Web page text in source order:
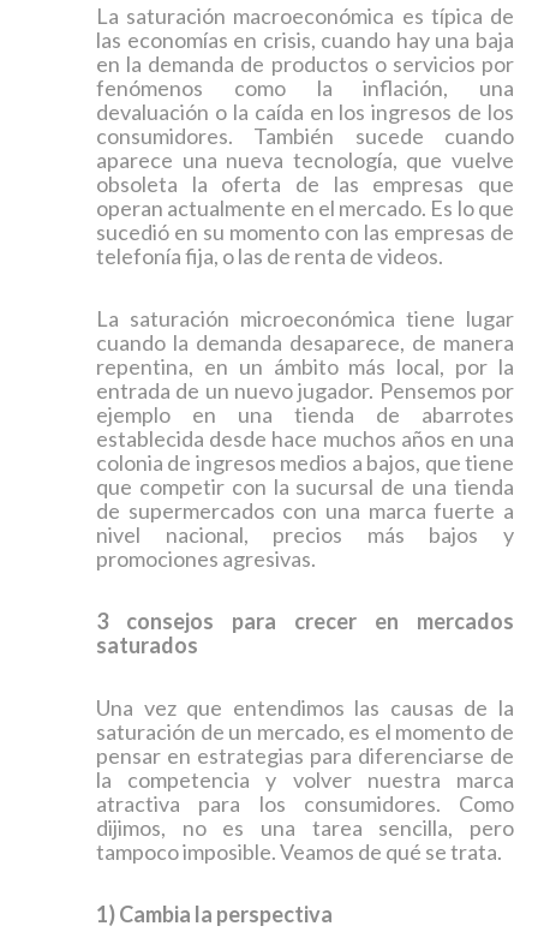
La saturación macroeconómica es típica de
las economías en crisis, cuando hay una baja
en la demanda de productos o servicios por
fenómenos como la inflación, una
devaluación o la caída en los ingresos de los
consumidores. También sucede cuando
aparece una nueva tecnología, que vuelve
obsoleta la oferta de las empresas que
operan actualmente en el mercado. Es lo que
sucedió en su momento con las empresas de
telefonía fija, o las de renta de videos.
La saturación microeconómica tiene lugar
cuando la demanda desaparece, de manera
repentina, en un ámbito más local, por la
entrada de un nuevo jugador. Pensemos por
ejemplo en una tienda de abarrotes
establecida desde hace muchos años en una
colonia de ingresos medios a bajos, que tiene
que competir con la sucursal de una tienda
de supermercados con una marca fuerte a
nivel nacional, precios más bajos y
promociones agresivas.
3 consejos para crecer en mercados
saturados
Una vez que entendimos las causas de la
saturación de un mercado, es el momento de
pensar en estrategias para diferenciarse de
la competencia y volver nuestra marca
atractiva para los consumidores. Como
dijimos, no es una tarea sencilla, pero
tampoco imposible. Veamos de qué se trata.
1) Cambia la perspectiva